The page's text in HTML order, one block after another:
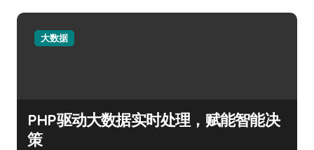
大数据
PHP驱动大数据实时处理，赋能智能决
策